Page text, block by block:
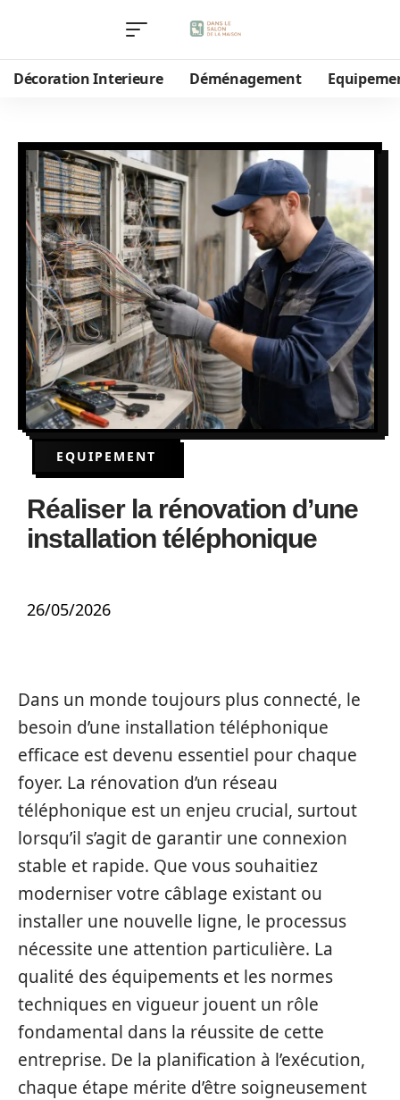
Décoration Interieure Déménagement
EQUIPEMENT
Réaliser la rénovation d’une
installation téléphonique
26/05/2026
Dans un monde toujours plus connecté, le
besoin d’une installation téléphonique
efficace est devenu essentiel pour chaque
foyer. La rénovation d’un réseau
téléphonique est un enjeu crucial, surtout
lorsqu’il s’agit de garantir une connexion
stable et rapide. Que vous souhaitiez
moderniser votre câblage existant ou
installer une nouvelle ligne, le processus
nécessite une attention particulière. La
qualité des équipements et les normes
techniques en vigueur jouent un rôle
fondamental dans la réussite de cette
entreprise. De la planification à l’exécution,
chaque étape mérite d’être soigneusement